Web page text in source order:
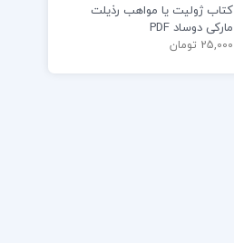
کتاب ژولیت یا مواهب رذیلت
مارکی دوساد PDF
25,000 تومان